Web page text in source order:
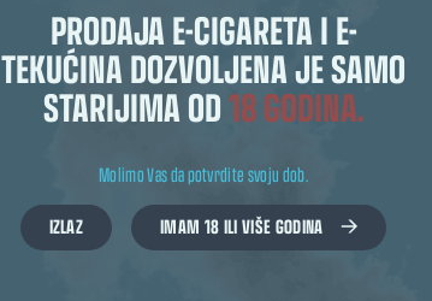
PRODAJA E-CIGARETA I E-
TEKUĆINA DOZVOLJENA JE SAMO
STARIJIMA OD18 GODINA.
Molimo Vas da potvrdite svoju dob.
IMAM 18 ILI VIŠE GODINA
IZLAZ
DODATNI PODACI O